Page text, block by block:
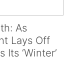
As
Lays Off
Its ‘Winter’